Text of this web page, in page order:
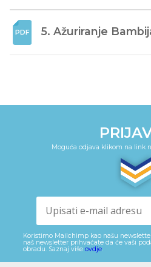
5. Ažuriranje
Moguća odjava klikom na link
Koristimo Mailchimp kao našu
naš newsletter prihvaćate da će vaši
obradu. Saznaj više ovdje